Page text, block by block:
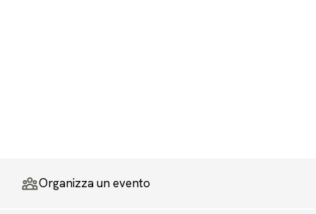
Organizza un evento